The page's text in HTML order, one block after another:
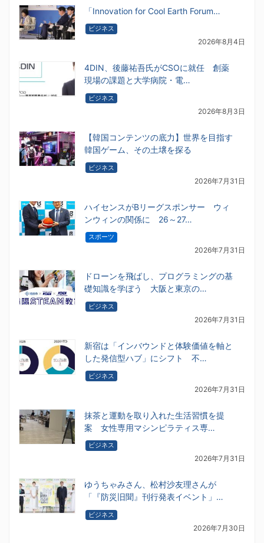
「Innovation for Cool Earth Forum…
ビジネス
2026年8月4日
4DIN、後藤祐吾氏がCSOに就任 創薬
現場の課題と大学病院・電…
ビジネス
2026年8月3日
【韓国コンテンツの底力】世界を目指す
韓国ゲーム、その土壌を探る
ビジネス
2026年7月31日
ハイセンスがBリーグスポンサー ウィ
ンウィンの関係に 26～27…
スポーツ
2026年7月31日
ドローンを飛ばし、プログラミングの基
礎知識を学ぼう 大阪と東京の…
ビジネス
2026年7月31日
新宿は「インバウンドと体験価値を軸と
した発信型ハブ」にシフト 不…
ビジネス
2026年7月31日
抹茶と運動を取り入れた生活習慣を提
案 女性専用マシンピラティス専…
ビジネス
2026年7月31日
ゆうちゃみさん、松村沙友理さんが
「『防災旧聞』刊行発表イベント」…
ビジネス
2026年7月30日